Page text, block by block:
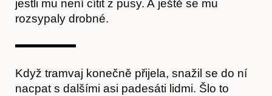
jestli mu není cítit z pusy. A ještě se mu
rozsypaly drobné.
Když tramvaj konečně přijela, snažil se do ní
nacpat s dalšími asi padesáti lidmi. Šlo to